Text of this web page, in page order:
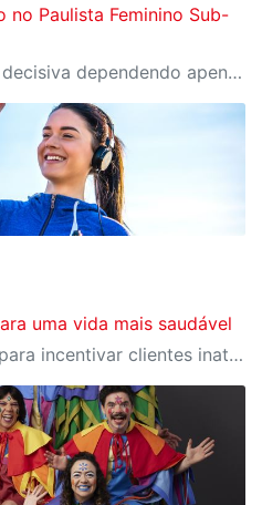
Paulista Feminino Sub-
A equipe entra na rodada decisiva dependendo apenas de seus próprios resultados para avançar ao mata-mata
uma vida mais saudável
SESI-SP lança campanha para incentivar clientes inativos a retomarem a prática de atividades físicas, esporte e lazer com benefícios exclusivos